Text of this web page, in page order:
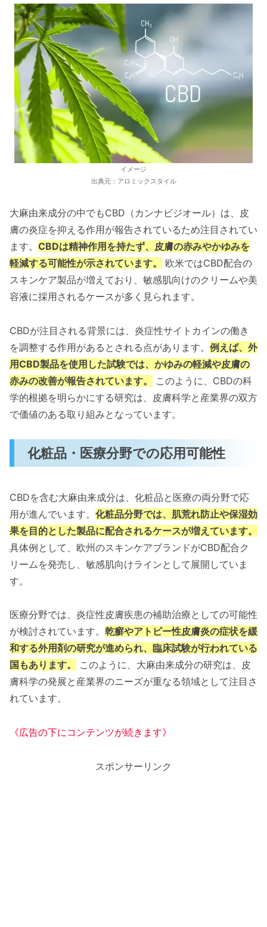
イメージ
出典元：アロミックスタイル
大麻由来成分の中でもCBD（カンナビジオール）は、皮
膚の炎症を抑える作用が報告されているため注目されてい
ます。 CBDは精神作用を持たず、皮膚の赤みやかゆみを
軽減する可能性が示されています。
欧米ではCBD配合の
スキンケア製品が増えており、敏感肌向けのクリームや美
容液に採用されるケースが多く見られます。
CBDが注目される背景には、炎症性サイトカインの働き
を調整する作用があるとされる点があります。 例えば、外
用CBD製品を使用した試験では、かゆみの軽減や皮膚の
赤みの改善が報告されています。
このように、CBDの科
学的根拠を明らかにする研究は、皮膚科学と産業界の双方
で価値のある取り組みとなっています。
化粧品・医療分野での応用可能性
CBDを含む大麻由来成分は、化粧品と医療の両分野で応
用が進んでいます。 化粧品分野では、肌荒れ防止や保湿効
果を目的とした製品に配合されるケースが増えています。
具体例として、欧州のスキンケアブランドがCBD配合ク
リームを発売し、敏感肌向けラインとして展開していま
す。
医療分野では、炎症性皮膚疾患の補助治療としての可能性
が検討されています。 乾癬やアトピー性皮膚炎の症状を緩
和する外用剤の研究が進められ、臨床試験が行われている
国もあります。
このように、大麻由来成分の研究は、皮
膚科学の発展と産業界のニーズが重なる領域として注目さ
れています。
《広告の下にコンテンツが続きます》
スポンサーリンク